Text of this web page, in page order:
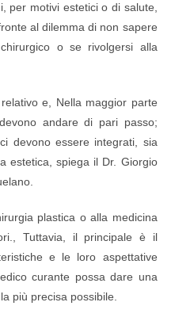
per motivi estetici o di salute,
al dilemma di non sapere
o se rivolgersi alla
e, Nella maggior parte
andare di pari passo;
devono essere integrati, sia
estetica, spiega il Dr. Giorgio
plastica o alla medicina
Tuttavia, il principale è il
e le loro aspettative
curante possa dare una
più precisa possibile.